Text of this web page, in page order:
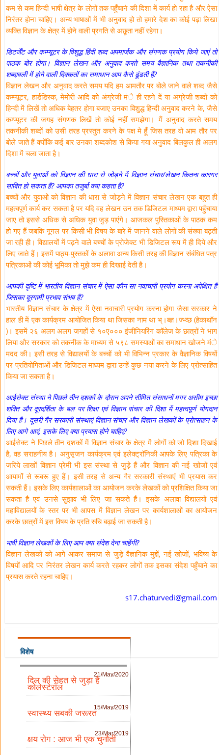
कम से कम हिन्दी भाषी क्षेत्र के लोगों तक पहुँचाने की दिशा में कार्य हो रहा है और ऐसा
निरंतर होना चाहिए। अन्य भाषाओं में भी अनुवाद हो तो हमारे देश का कोई पढ़ा लिखा
व्यक्ति विज्ञान के क्षेत्र में होने वाली प्रगति से अछूता नहीं रहेगा।
डिटर्जेंट और कम्प्यूटर के विशुद्ध हिंदी शब्द अपमार्जक और संगणक प्रयोग किये जाएं तो
पाठक बोर होगा। विज्ञान लेखन और अनुवाद करते समय वैज्ञानिक तथा तकनीकी
शब्दावली में होने वाली दिक्कतों का समाधान आप कैसे ढूंढती हैं?
विज्ञान लेखन और अनुवाद करते समय यदि हम आमतौर पर बोले जाने वाले शब्द जैसे
कम्प्यूटर, हार्डडिस्क, मेमोरी आदि को अंग्रेजी मंे ही रहने दें या अंग्रेजी शब्दों को
हिन्दी में लिखें तो अधिक बेहतर होगा बजाए उनका विशुद्ध हिन्दी अनुवाद करने के, जैसे
कम्प्यूटर की जगह संगणक लिखें तो कोई नहीं समझेगा। मैं अनुवाद करते समय
तकनीकी शब्दों को उसी तरह प्रस्तुत करने के पक्ष मे हूँ जिस तरह वो आम तौर पर
बोले जाते हैं क्योंकि कई बार उनका शब्दकोश से किया गया अनुवाद बिलकुल ही अलग
दिशा में चला जाता है।
बच्चों और युवाओं को विज्ञान की धारा से जोड़ने में विज्ञान संचार/लेखन कितना कारगर
साबित हो सकता है? आपका तजुर्बा क्या कहता है?
बच्चों और युवाओं को विज्ञान की धारा से जोड़ने में विज्ञान संचार लेखन एक बहुत ही
महत्वपूर्ण कार्य कर सकता है पर यदि वह लेखन उन तक डिजिटल माध्यम द्वारा पहुँचाया
जाए तो इससे अधिक से अधिक युवा जुड़ पाएंगे। आजकल पुस्तिकाओं के पाठक कम
हो गए हैं जबकि गूगल पर किसी भी विषय के बारे में जानने वाले लोगों की संख्या बढ़ती
जा रही ही। विद्यालयों में पढ़ने वाले बच्चों के प्रोजेक्ट भी डिजिटल रूप में ही दिये और
लिए जाते हैं। इसमें पाठ्य-पुस्तकों के अलावा अन्य किसी तरह की विज्ञान संबंधित पत्र
पत्रिकाओं की कोई भूमिका तो मुझे कम ही दिखाई देती है।
आपकी दृष्टि में भारतीय विज्ञान संचार में ऐसा कौन सा नवाचारी प्रयोग करना अपेक्षित है
जिसका दूरगामी प्रभाव संभव है?
भारतीय विज्ञान संचार के क्षेत्र में ऐसा नवाचारी प्रयोग करना होगा जैसा सरकार ने
हाल ही में एक कार्यक्रम आयोजित किया था जिसका नाम था भ्।ब्ज्ञ।ज्भ्व्छ (हेकाथॉन
)। इसमें २६ अलग अलग जगहों से १०ए००० इंजीनियरिंग कॉलेज के छात्रों ने भाग
लिया और सरकार को तकनीक के माध्यम से ५९८ समस्याओं का समाधान खोजने मंे
मदद की। इसी तरह से विद्यालयों के बच्चों को भी विभिन्न प्रकार के वैज्ञानिक विषयों
पर प्रतियोगिताओं और डिजिटल माध्यम द्वारा उन्हें कुछ नया करने के लिए प्रोत्साहित
किया जा सकता है।
आईसेक्ट संस्था ने पिछले तीन दशकों के दौरान अपने सीमित संसाधनों मगर असीम इच्छा
शक्ति और दूरदर्शिता के बल पर शिक्षा एवं विज्ञान संचार की दिशा में महत्वपूर्ण योगदान
दिया है। दूसरी गैर सरकारी संस्थाएं विज्ञान संचार और विज्ञान लेखकों के प्रोत्साहन के
लिए आगे आएं, इसके लिए क्या प्रयास होने चाहिए?
आईसेक्ट ने पिछले तीन दशकों में विज्ञान संचार के क्षेत्र में लोगों को जो दिशा दिखाई
है, वह सराहनीय है। अनुसृजन कार्यक्रम एवं इलेक्ट्रॉनिकी आपके लिए पत्रिका के
जरिये लाखों विज्ञान प्रेमी भी इस संस्था से जुड़े हैं और विज्ञान की नई खोजों एवं
आयामों से रूबरू हुए हैं। इसी तरह से अन्य गैर सरकारी संस्थाएं भी प्रयास कर
सकती हैं। इसके लिए कार्यशालाओं का आयोजन करके लेखकों को प्रशिक्षित किया जा
सकता है एवं उनसे सुझाव भी लिए जा सकते हैं। इसके अलावा विद्यालयों एवं
महाविद्यालयों के स्तर पर भी आपस में विज्ञान लेखन पर कार्यशालाओं का आयोजन
करके छात्रों में इस विषय के प्रति रुचि बढ़ाई जा सकती है।
भावी विज्ञान लेखकों के लिए आप क्या संदेश देना चाहेंगी?
विज्ञान लेखकों को आगे आकर समाज से जुड़े वैज्ञानिक मुद्दों, नई खोजों, भविष्य के
विषयों आदि पर निरंतर लेखन कार्य करते रहकर लोगों तक इसका संदेश पहुँचाने का
प्रयास करते रहना चाहिए।
s17.chaturvedi@gmail.com
विशेष
21/May/2020
दिल की सेहत से जुड़ा है
कोलेस्टेरॉल
15/May/2019
स्वास्थ्य सबकी जरूरत
23/Mar/2019
क्षय रोग : आज भी एक चुनौती